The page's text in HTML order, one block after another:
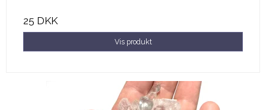
25 DKK
Vis produkt